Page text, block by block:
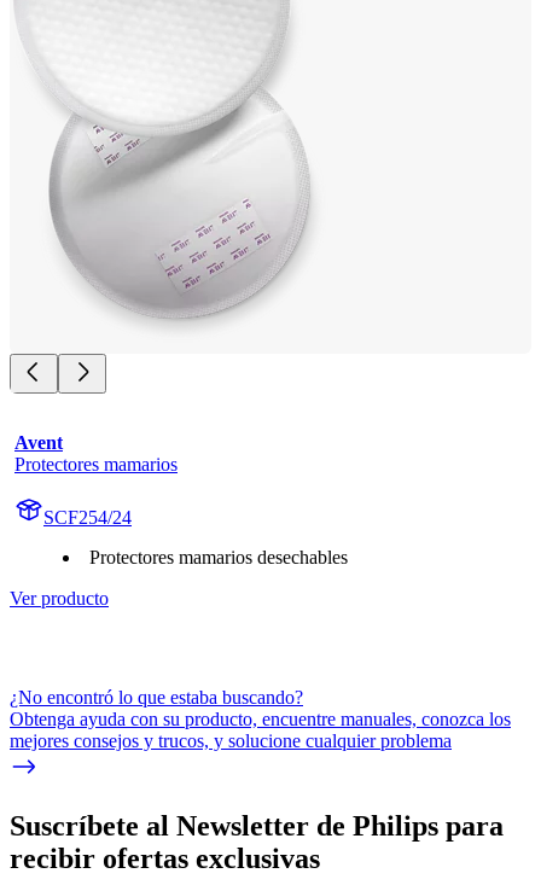
Avent
Protectores mamarios
SCF254/24
Protectores mamarios desechables
Ver producto
¿No encontró lo que estaba buscando?
Obtenga ayuda con su producto, encuentre manuales, conozca los
mejores consejos y trucos, y solucione cualquier problema
Suscríbete al Newsletter de Philips para
recibir ofertas exclusivas